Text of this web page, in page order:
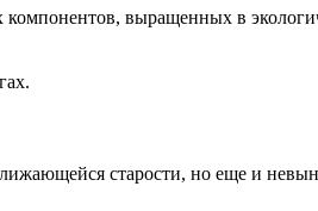
выращенных в
старости, но еще и